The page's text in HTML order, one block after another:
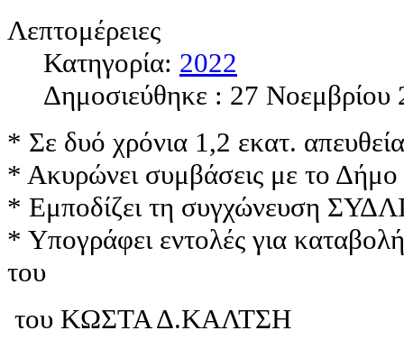
Λεπτομέρειες
Κατηγορία: 2022
Δημοσιεύθηκε : 27 Νοεμβρίου
* Σε δυό χρόνια 1,2 εκατ.
* Ακυρώνει συμβάσεις με το Δήμο
* Εμποδίζει τη συγχώνευση
* Υπογράφει εντολές για
του
του ΚΩΣΤΑ Δ.ΚΑΛΤΣΗ